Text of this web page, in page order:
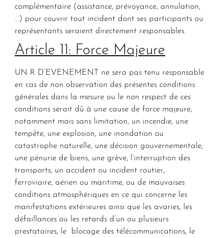
complémentaire (assistance, prévoyance, annulation,
…) pour couvrir tout incident dont ses participants ou
représentants seraient directement responsables.
Article 11: Force Majeure
UN R D’EVENEMENT ne sera pas tenu responsable
en cas de non observation des présentes conditions
générales dans la mesure ou le non respect de ces
conditions serait dû à une cause de force majeure,
notamment mais sans limitation, un incendie, une
tempête, une explosion, une inondation ou
catastrophe naturelle, une décision gouvernementale,
une pénurie de biens, une grève, l’interruption des
transports, un accident ou incident routier,
ferroviaire, aérien ou maritime, ou de mauvaises
conditions atmosphériques en ce qui concerne les
manifestations extérieures ainsi que les avaries, les
défaillances ou les retards d’un ou plusieurs
prestataires, le blocage des télécommunications, le